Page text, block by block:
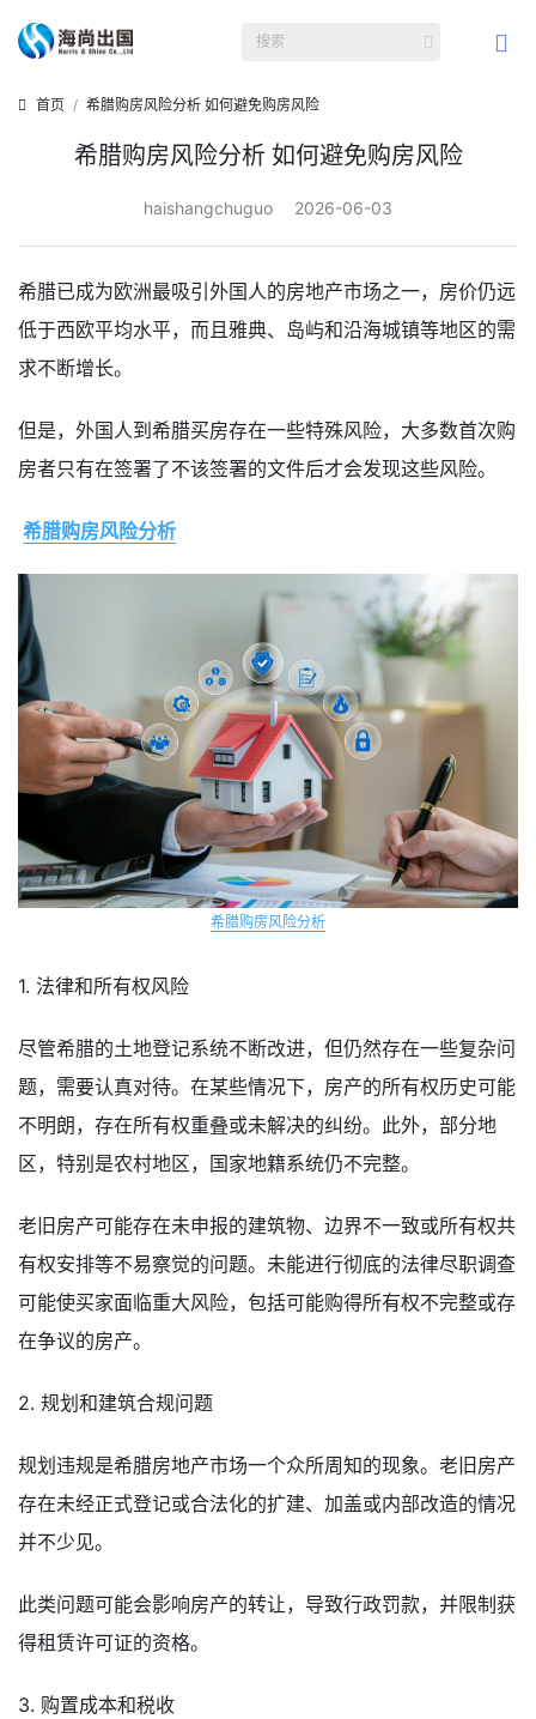
首页 希腊购房风险分析 如何避免购房风险
希腊购房风险分析 如何避免购房风险
haishangchuguo 2026-06-03
希腊已成为欧洲最吸引外国人的房地产市场之一，房价仍远
低于西欧平均水平，而且雅典、岛屿和沿海城镇等地区的需
求不断增长。
但是，外国人到希腊买房存在一些特殊风险，大多数首次购
房者只有在签署了不该签署的文件后才会发现这些风险。
希腊购房风险分析
希腊购房风险分析
1. 法律和所有权风险
尽管希腊的土地登记系统不断改进，但仍然存在一些复杂问
题，需要认真对待。在某些情况下，房产的所有权历史可能
不明朗，存在所有权重叠或未解决的纠纷。此外，部分地
区，特别是农村地区，国家地籍系统仍不完整。
老旧房产可能存在未申报的建筑物、边界不一致或所有权共
有权安排等不易察觉的问题。未能进行彻底的法律尽职调查
可能使买家面临重大风险，包括可能购得所有权不完整或存
在争议的房产。
2. 规划和建筑合规问题
规划违规是希腊房地产市场一个众所周知的现象。老旧房产
存在未经正式登记或合法化的扩建、加盖或内部改造的情况
并不少见。
此类问题可能会影响房产的转让，导致行政罚款，并限制获
得租赁许可证的资格。
3. 购置成本和税收